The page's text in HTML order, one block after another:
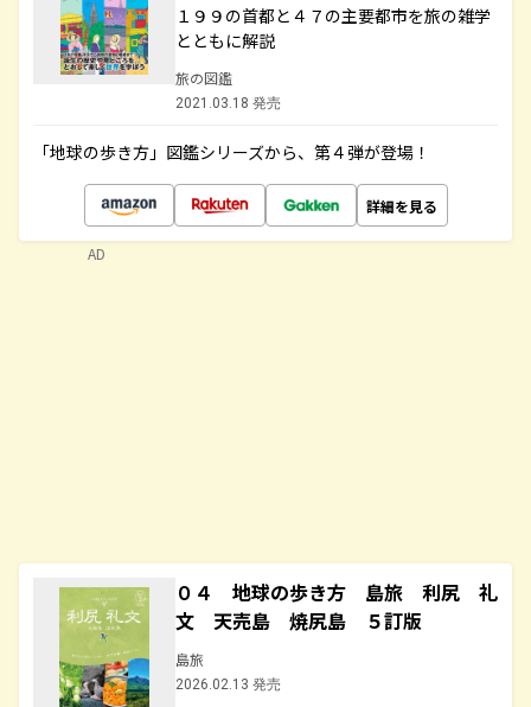
１９９の首都と４７の主要都市を旅の雑学
とともに解説
旅の図鑑
2021.03.18 発売
「地球の歩き方」図鑑シリーズから、第４弾が登場！
詳細を見る
０４ 地球の歩き方 島旅 利尻 礼
文 天売島 焼尻島 ５訂版
島旅
2026.02.13 発売
AD